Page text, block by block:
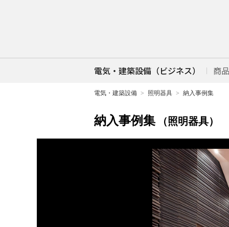
電気・建築設備（ビジネス） 商
電気・建築設備 照明器具 納入事例集
納入事例集 （照明器具）